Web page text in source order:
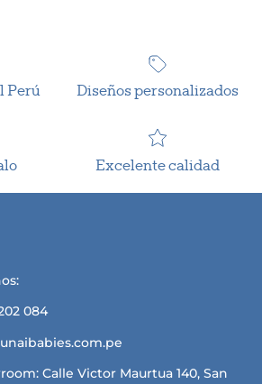
Perú Diseños personalizados
Excelente calidad
084
Calle Victor Maurtua 140, San